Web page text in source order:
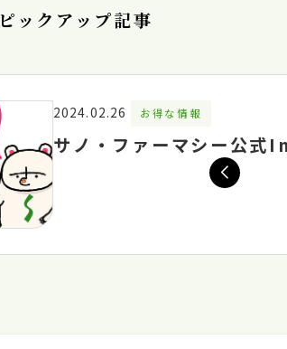
ピックアップ記事
2024.02.26 お得な情報
サノ・ファーマシー公式